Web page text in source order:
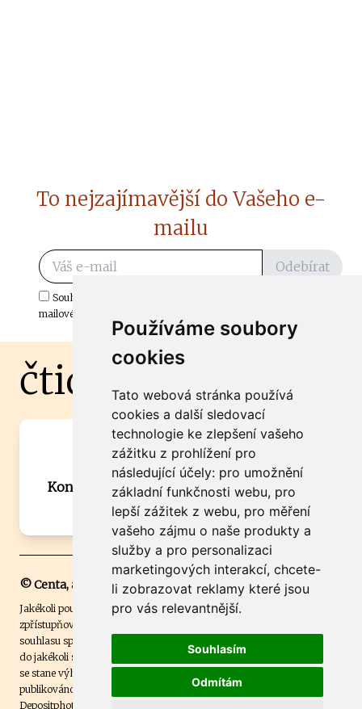
Používáme soubory
cookies
Tato webová stránka používá
cookies a další sledovací
technologie ke zlepšení vašeho
zážitku z prohlížení pro
následující účely: pro umožnění
základní funkčnosti webu, pro
lepší zážitek z webu, pro měření
vašeho zájmu o naše produkty a
služby a pro personalizaci
marketingových interakcí, chcete-
li zobrazovat reklamy které jsou
pro vás relevantnější.
Souhlasím
Odmítám
To nejzajímavější do Vašeho e-
mailu
Odebírat
Souhlasím s odběrem důležitých zpráv ze ČtiDoma.cz do mé e-
mailové schránky.
čtidoma.cz
Máte zajímavou informaci? Chcete
spolupracovat?
Kontaktujte šéfredaktora Martina Chalupu:
chalupa@ctidoma.cz
© Centa, a.s.
Jakékoli použití obsahu včetně převzetí, šíření či dalšího užití a
zpřístupňování textových či obrazových materiálů bez písemného
souhlasu společnosti Centa,a.s. je zakázáno. Čtenář svým přihlášením
do jakékoli soutěže na našem webu dává souhlas s tím, že v případě, že
se stane výhercem této soutěže, může být jeho jméno na webu
publikováno. Centa, a.s. využívala licenci ČTK a využívá fotografie z
Depositphotos